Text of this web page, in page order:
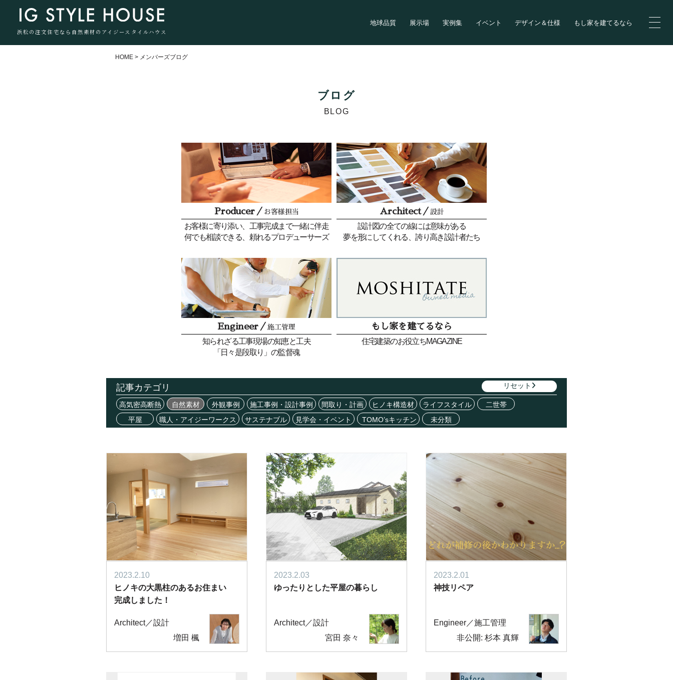
浜松の注文住宅なら自然素材のアイジースタイルハウス
地球品質 展示場 実例集 イベント デザイン＆仕様 もし家を建てるなら
HOME > メンバーズブログ
ブログ
BLOG
Producer／ お客様担当
お客様に寄り添い、工事完成まで一緒に伴走
何でも相談できる、頼れるプロデューサーズ
Architect／ 設計
設計図の全ての線には意味がある
夢を形にしてくれる、誇り高き設計者たち
Engineer／ 施工管理
知られざる工事現場の知恵と工夫
「日々是段取り」の監督魂
もし家を建てるなら
住宅建築のお役立ちMAGAZINE
記事カテゴリ リセット
高気密高断熱 自然素材 外観事例 施工事例・設計事例 間取り・計画 ヒノキ構造材 ライフスタイル
二世帯
平屋
職人・アイジーワークス サステナブル 見学会・イベント TOMO’sキッチン 未分類
2023.2.10
ヒノキの大黒柱のあるお住まい
完成しました！
Architect／設計
増田 楓
2023.2.03
ゆったりとした平屋の暮らし
Architect／設計
宮田 奈々
2023.2.01
神技リペア
Engineer／施工管理
非公開: 杉本 真輝